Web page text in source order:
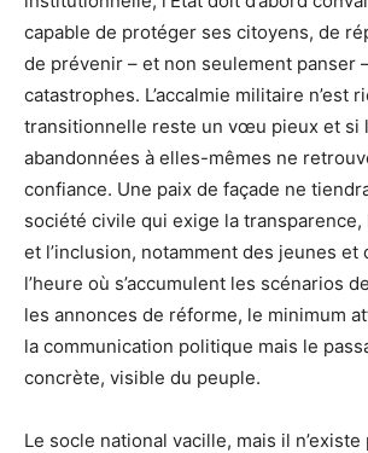
capable de protéger ses citoyens, de
de prévenir – et non seulement panser
catastrophes. L’accalmie militaire n’est
transitionnelle reste un vœu pieux et si
abandonnées à elles-mêmes ne
confiance. Une paix de façade ne
société civile qui exige la
et l’inclusion, notamment des jeunes et
l’heure où s’accumulent les scénarios
les annonces de réforme, le minimum
la communication politique mais le
concrète, visible du peuple.
Le socle national vacille, mais il